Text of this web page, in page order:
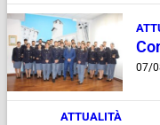
07/
ATTUALITÀ